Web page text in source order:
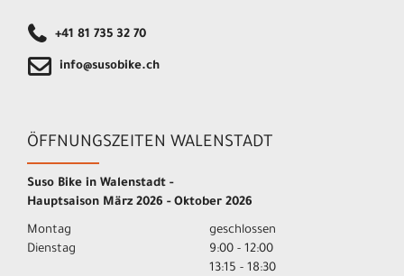
+41 81 735 32 70
info@susobike.ch
ÖFFNUNGSZEITEN WALENSTADT
Suso Bike in Walenstadt -
Hauptsaison März 2026 - Oktober 2026
Montag
geschlossen
Dienstag
9:00 - 12:00
13:15 - 18:30